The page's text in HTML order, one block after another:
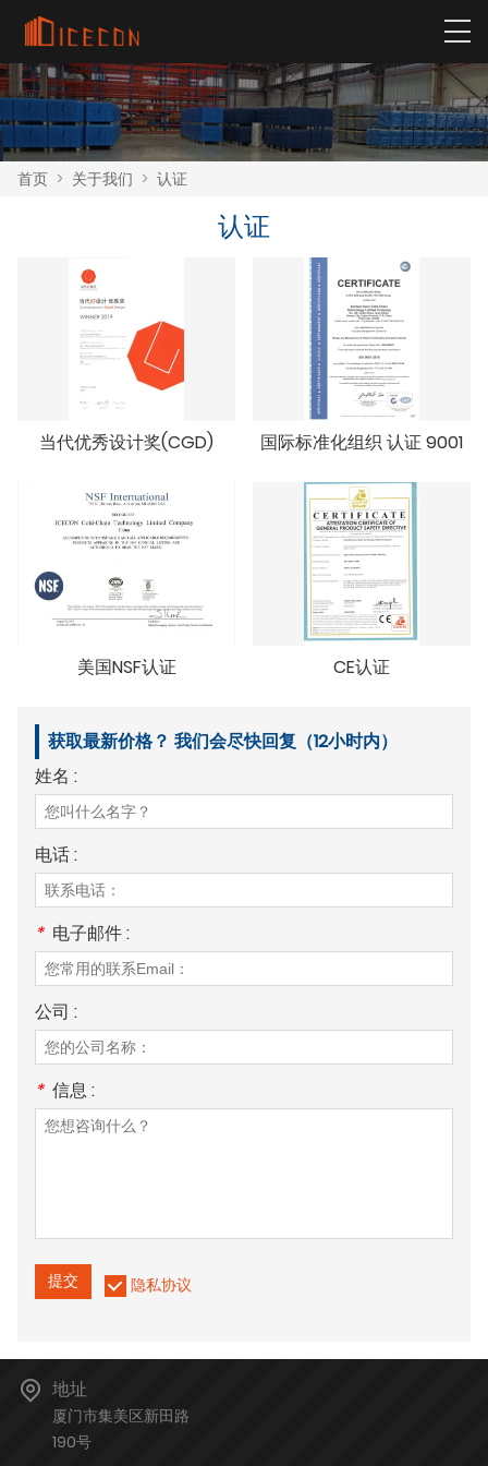
首页 > 关于我们 > 认证
认证
当代优秀设计奖(CGD) 国际标准化组织 认证 9001
美国NSF认证 CE认证
获取最新价格？ 我们会尽快回复（12小时内）
姓名 :
电话 :
* 电子邮件 :
公司 :
* 信息 :
提交 隐私协议
地址
厦门市集美区新田路
190号